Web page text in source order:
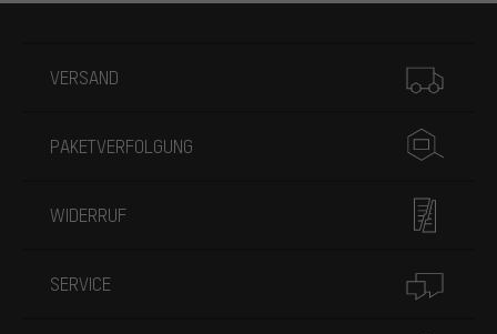
VERSAND
PAKETVERFOLGUNG
WIDERRUF
SERVICE